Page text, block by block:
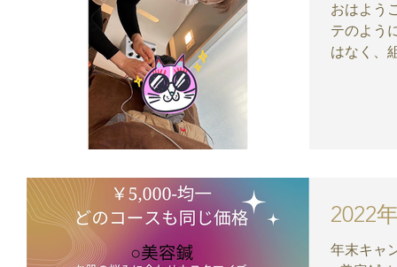
おはよう
テのよう
はなく、
2022
年末キャ